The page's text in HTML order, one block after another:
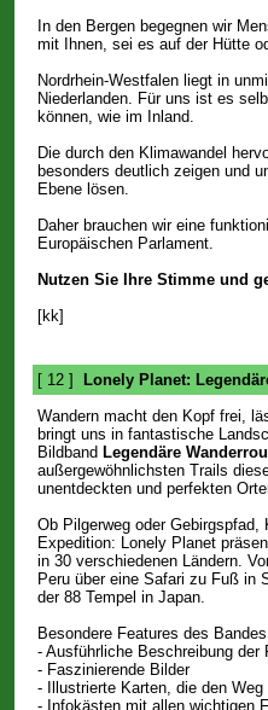
In den Bergen begegnen wir
mit Ihnen, sei es auf der Hütte
Nordrhein-Westfalen liegt in
Niederlanden. Für uns ist es
können, wie im Inland.
Die durch den Klimawandel
besonders deutlich zeigen und
Ebene lösen.
Daher brauchen wir eine
Europäischen Parlament.
Nutzen Sie Ihre Stimme und
[kk]
[ 12 ]
Lonely Planet:
Wandern macht den Kopf frei,
bringt uns in fantastische
Bildband Legendäre
außergewöhnlichsten Trails
unentdeckten und perfekten
Ob Pilgerweg oder Gebirgspfad,
Expedition: Lonely Planet
in 30 verschiedenen Ländern.
Peru über eine Safari zu Fuß in
der 88 Tempel in Japan.
Besondere Features des
- Ausführliche Beschreibung der
- Faszinierende Bilder
- Illustrierte Karten, die den Weg
- Infokästen mit allen wichtigen